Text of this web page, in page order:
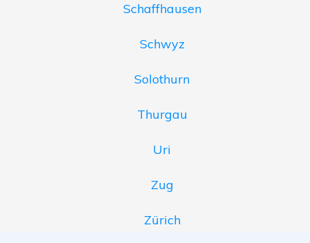
Schaffhausen
Schwyz
Solothurn
Thurgau
Uri
Zug
Zürich